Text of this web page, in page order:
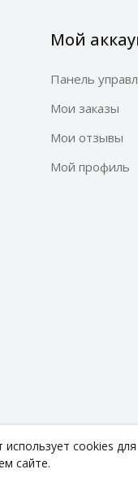
Совместимость:
Мой
Панель
Мои заказы
Мои отзывы
Мой профиль
использует cookies
сайте.